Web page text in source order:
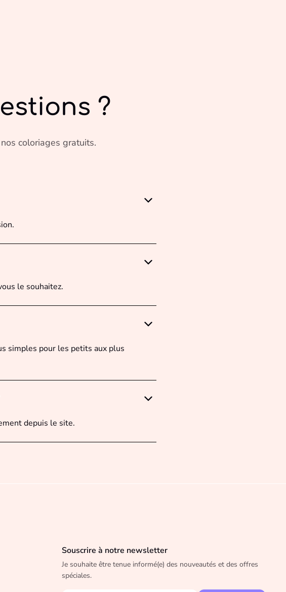
?
coloriages gratuits.
le souhaitez.
simples pour les petits aux plus
depuis le site.
Souscrire à notre newsletter
Je souhaite être tenue informé(e) des nouveautés et des offres
spéciales.